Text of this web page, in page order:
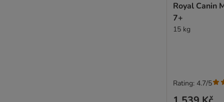
Royal Canin
7+
15 kg
Rating: 4.7/5